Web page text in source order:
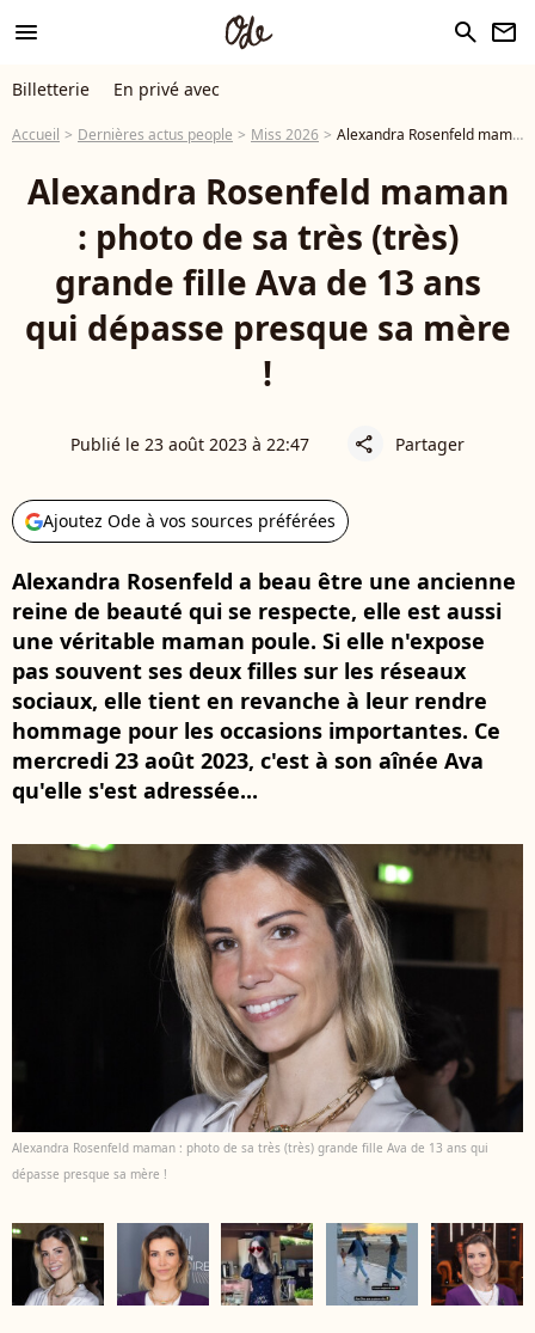
menu search newsletter
Billetterie En privé avec
Accueil Dernières actus people Miss 2026 Alexandra Rosenfeld maman : photo de sa très (très) grande fille Ava de 13 ans qui dépasse presque sa mère !
Alexandra Rosenfeld maman
: photo de sa très (très)
grande fille Ava de 13 ans
qui dépasse presque sa mère
!
Publié le 23 août 2023 à 22:47 share Partager
Ajoutez Ode à vos sources préférées
Alexandra Rosenfeld a beau être une ancienne
reine de beauté qui se respecte, elle est aussi
une véritable maman poule. Si elle n'expose
pas souvent ses deux filles sur les réseaux
sociaux, elle tient en revanche à leur rendre
hommage pour les occasions importantes. Ce
mercredi 23 août 2023, c'est à son aînée Ava
qu'elle s'est adressée...
Alexandra Rosenfeld maman : photo de sa très (très) grande fille Ava de 13 ans qui
dépasse presque sa mère !